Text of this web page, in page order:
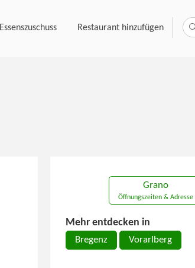
Essenszuschuss Restaurant hinzufügen
Grano
Öffnungszeiten & Adresse
Mehr entdecken in
Bregenz Vorarlberg